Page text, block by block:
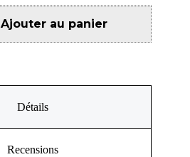
Ajouter au panier
Détails
Recensions